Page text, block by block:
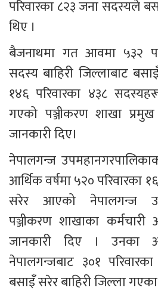
परिवारका ८२३ जना सदस्यले
थिए ।
बैजनाथमा गत आवमा ५३२
सदस्य बाहिरी जिल्लाबाट
१४६ परिवारका ४३८
गएको पञ्जीकरण शाखा प्रमुख
जानकारी दिए।
नेपालगन्ज
आर्थिक वर्षमा ५२० परिवारका
सरेर आएको नेपालगन्ज
पञ्जीकरण शाखाका कर्मचारी
जानकारी दिए । उनका
नेपालगन्जबाट ३०१
बसाइँ सरेर बाहिरी जिल्ला